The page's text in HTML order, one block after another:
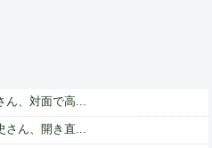
ん、対面で高...
さん、開き直...